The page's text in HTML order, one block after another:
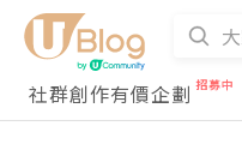
社群創作有價企劃